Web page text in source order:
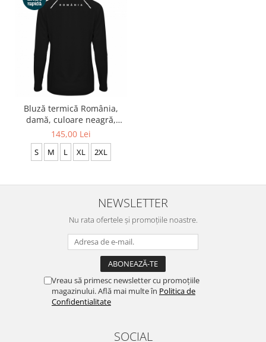
Bluză termică România,
damă, culoare neagră,
material tehnic sport CS12
145,00 Lei
S M L XL 2XL
NEWSLETTER
Nu rata ofertele și promoțiile noastre.
Vreau să primesc newsletter cu promoțiile
magazinului. Află mai multe în Politica de
Confidentialitate
SOCIAL